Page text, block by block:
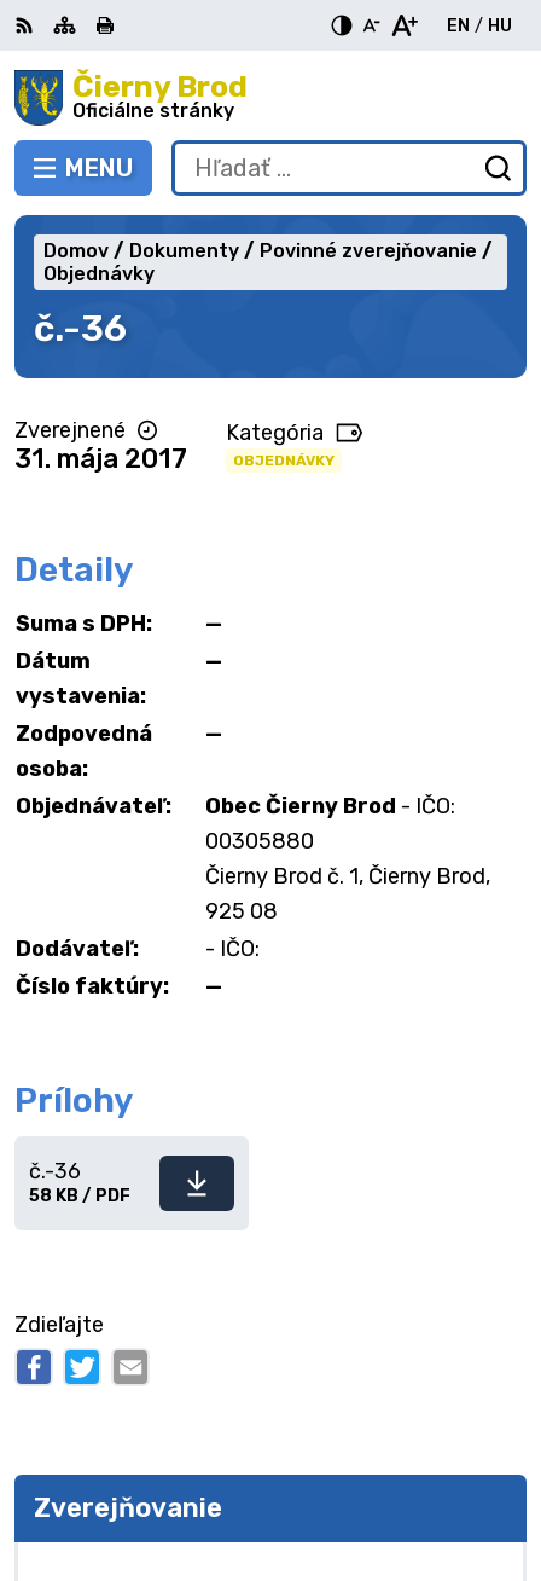
Preskočiť
na
obsah Čierny Brod
Oficiálne stránky
PREPNÚŤ
MENU
RSS MapaTlačiť
EN
English
/ HU
Hľadať:
č.-36
Domov Dokumenty
Povinné zverejňovanie
Objednávky
Zverejnené
31. mája 2017
Kategória
OBJEDNÁVKY
Detaily
Suma s DPH:
—
Dátum
vystavenia:
—
Zodpovedná
osoba:
—
Objednávateľ: Obec Čierny Brod - IČO:
00305880
Čierny Brod č. 1, Čierny Brod,
925 08
Dodávateľ:
- IČO:
Číslo faktúry:
—
Prílohy
Stiahnuť
č.-36
58 KB / PDF
Zdieľajte
Zverejňovanie